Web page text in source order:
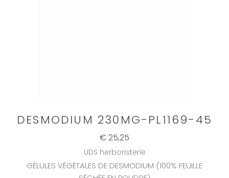
DESMODIUM 230MG-PL1169-45
€ 25,25
UDS herboristerie
GÉLULES VÉGÉTALES DE DESMODIUM (100% FEUILLE